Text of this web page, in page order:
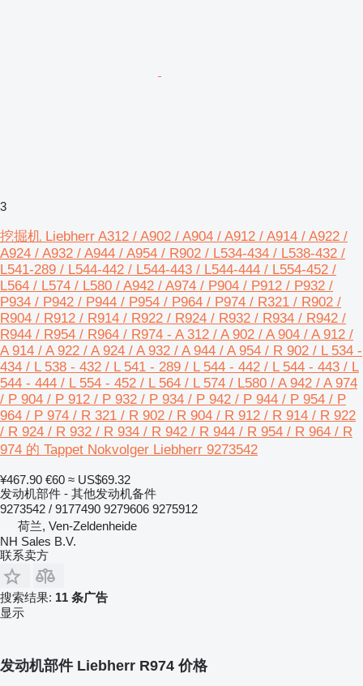
3
挖掘机 Liebherr A312 / A902 / A904 / A912 / A914 / A922 /
A924 / A932 / A944 / A954 / R902 / L534-434 / L538-432 /
L541-289 / L544-442 / L544-443 / L544-444 / L554-452 /
L564 / L574 / L580 / A942 / A974 / P904 / P912 / P932 /
P934 / P942 / P944 / P954 / P964 / P974 / R321 / R902 /
R904 / R912 / R914 / R922 / R924 / R932 / R934 / R942 /
R944 / R954 / R964 / R974 - A 312 / A 902 / A 904 / A 912 /
A 914 / A 922 / A 924 / A 932 / A 944 / A 954 / R 902 / L 534 -
434 / L 538 - 432 / L 541 - 289 / L 544 - 442 / L 544 - 443 / L
544 - 444 / L 554 - 452 / L 564 / L 574 / L580 / A 942 / A 974
/ P 904 / P 912 / P 932 / P 934 / P 942 / P 944 / P 954 / P
964 / P 974 / R 321 / R 902 / R 904 / R 912 / R 914 / R 922
/ R 924 / R 932 / R 934 / R 942 / R 944 / R 954 / R 964 / R
974 的 Tappet Nokvolger Liebherr 9273542
¥467.90 €60 ≈ US$69.32
发动机部件 - 其他发动机备件
9273542 / 9177490 9279606 9275912
荷兰, Ven-Zeldenheide
NH Sales B.V.
联系卖方
搜索结果: 11 条广告
显示
发动机部件 Liebherr R974 价格